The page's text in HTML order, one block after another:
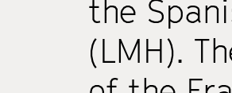
the
(LMH).